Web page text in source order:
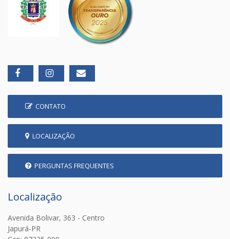
CONTATO
LOCALIZAÇÃO
PERGUNTAS FREQUENTES
Localização
Avenida Bolivar, 363 - Centro
Japurá-PR